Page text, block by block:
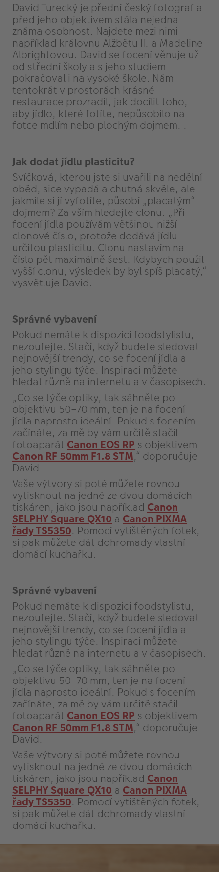
David Turecký je přední český fotograf a
před jeho objektivem stála nejedna
známa osobnost. Najdete mezi nimi
například královnu Alžbětu II. a Madeline
Albrightovou. David se focení věnuje už
od střední školy a s jeho studiem
pokračoval i na vysoké škole. Nám
tentokrát v prostorách krásné
restaurace prozradil, jak docílit toho,
aby jídlo, které fotíte, nepůsobilo na
fotce mdlím nebo plochým dojmem. .
Jak dodat jídlu plasticitu?
Svíčková, kterou jste si uvařili na nedělní
oběd, sice vypadá a chutná skvěle, ale
jakmile si jí vyfotíte, působí „placatým“
dojmem? Za vším hledejte clonu. „Při
focení jídla používám většinou nižší
clonové číslo, protože dodává jídlu
určitou plasticitu. Clonu nastavím na
číslo pět maximálně šest. Kdybych použil
vyšší clonu, výsledek by byl spíš placatý,“
vysvětluje David.
Správné vybavení
Pokud nemáte k dispozici foodstylistu,
nezoufejte. Stačí, když budete sledovat
nejnovější trendy, co se focení jídla a
jeho stylingu týče. Inspiraci můžete
hledat různě na internetu a v časopisech.
„Co se týče optiky, tak sáhněte po
objektivu 50–70 mm, ten je na focení
jídla naprosto ideální. Pokud s focením
začínáte, za mě by vám určitě stačil
fotoaparát Canon EOS RP s objektivem
Canon RF 50mm F1.8 STM,“ doporučuje
David.
Vaše výtvory si poté můžete rovnou
vytisknout na jedné ze dvou domácích
tiskáren, jako jsou například Canon
SELPHY Square QX10 a Canon PIXMA
řady TS5350. Pomocí vytištěných fotek,
si pak můžete dát dohromady vlastní
domácí kuchařku.
Správné vybavení
Pokud nemáte k dispozici foodstylistu,
nezoufejte. Stačí, když budete sledovat
nejnovější trendy, co se focení jídla a
jeho stylingu týče. Inspiraci můžete
hledat různě na internetu a v časopisech.
„Co se týče optiky, tak sáhněte po
objektivu 50–70 mm, ten je na focení
jídla naprosto ideální. Pokud s focením
začínáte, za mě by vám určitě stačil
fotoaparát Canon EOS RP s objektivem
Canon RF 50mm F1.8 STM,“ doporučuje
David.
Vaše výtvory si poté můžete rovnou
vytisknout na jedné ze dvou domácích
tiskáren, jako jsou například Canon
SELPHY Square QX10 a Canon PIXMA
řady TS5350. Pomocí vytištěných fotek,
si pak můžete dát dohromady vlastní
domácí kuchařku.